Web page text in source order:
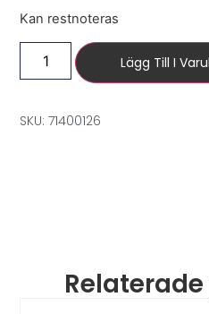
Kan restnoteras
Lägg Till I
SKU: 71400126